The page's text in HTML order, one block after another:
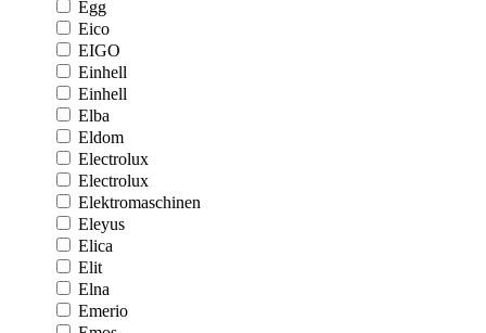
Egg
Eico
EIGO
Einhell
Einhell
Elba
Eldom
Electrolux
Electrolux
Elektromaschinen
Eleyus
Elica
Elit
Elna
Emerio